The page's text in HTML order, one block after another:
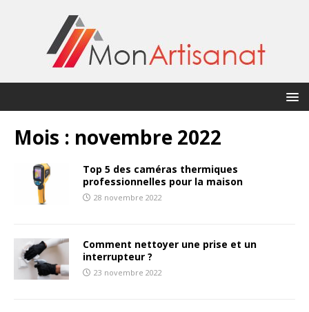
Mois : novembre 2022
Top 5 des caméras thermiques
professionnelles pour la maison
28 novembre 2022
Comment nettoyer une prise et un
interrupteur ?
23 novembre 2022